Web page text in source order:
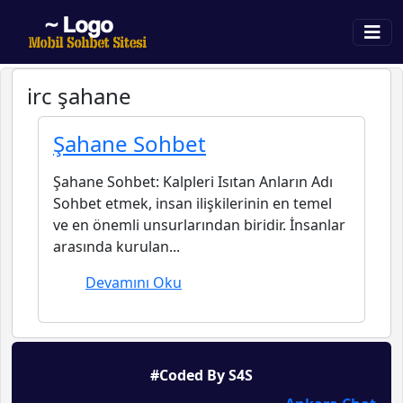
irc şahane
Şahane Sohbet
Şahane Sohbet: Kalpleri Isıtan Anların Adı
Sohbet etmek, insan ilişkilerinin en temel
ve en önemli unsurlarından biridir. İnsanlar
arasında kurulan...
Devamını Oku
#Coded By S4S